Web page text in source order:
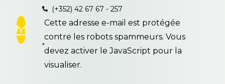
(+352) 42 67 67 - 257
Cette adresse e-mail est protégée
contre les robots spammeurs. Vous
devez activer le JavaScript pour la
visualiser.